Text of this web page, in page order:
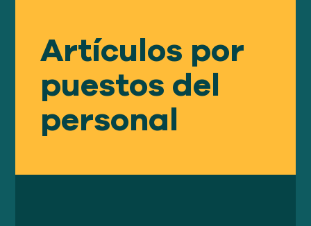
Nuestro
ENFOQUE
IMPACTO
ACERCA
Artículos por
puestos del
personal